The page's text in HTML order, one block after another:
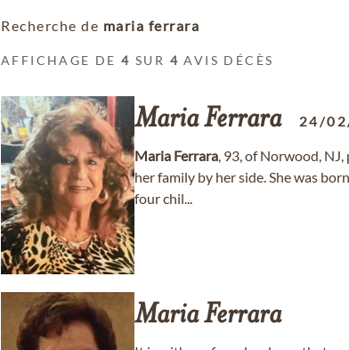
Recherche de maria ferrara
AFFICHAGE DE4 SUR 4 AVIS DÉCÈS
MariaFerrara 24/
Maria Ferrara, 93, of Norwood,
her family by her side. She was
four chil...
MariaFerrara